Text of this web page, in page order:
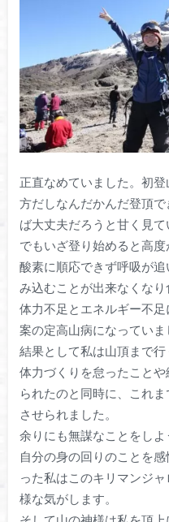
正直なめていました。初
方だしなんだかんだ登頂
ば大丈夫だろうと甘く見て
でもいざ登り始めると高
酸素に順応できず呼吸が
み込むことが出来なくな
体力不足とエネルギー不足
案の定高山病になっていま
結果として私は山頂まで行
体力づくりを怠ったこと
られたのと同時に、これ
させられました。
余りにも無謀なことをしよ
自分の身の回りのことを
った私はこのキリマンジ
様な気がします。